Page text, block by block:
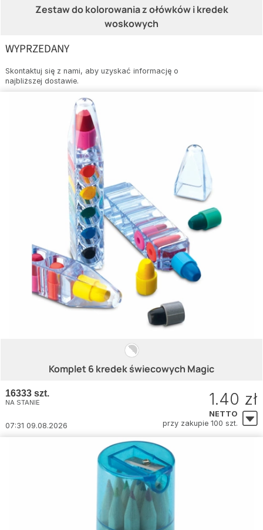
Zestaw do kolorowania z ołówków i kredek
woskowych
WYPRZEDANY
Skontaktuj się z nami, aby uzyskać informację o
najbliższej dostawie.
Komplet 6 kredek świecowych Magic
16333 szt.
NA STANIE
07:31 09.08.2026
1.40 zł
NETTO
przy zakupie 100 szt.